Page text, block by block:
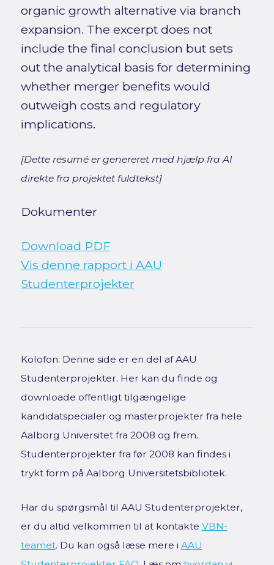
organic growth alternative via branch
expansion. The excerpt does not
include the final conclusion but sets
out the analytical basis for determining
whether merger benefits would
outweigh costs and regulatory
implications.
[Dette resumé er genereret med hjælp fra AI
direkte fra projektet fuldtekst]
Dokumenter
Download PDF
Vis denne rapport i AAU
Studenterprojekter
Kolofon: Denne side er en del af AAU
Studenterprojekter. Her kan du finde og
downloade offentligt tilgængelige
kandidatspecialer og masterprojekter fra hele
Aalborg Universitet fra 2008 og frem.
Studenterprojekter fra før 2008 kan findes i
trykt form på Aalborg Universitetsbibliotek.
Har du spørgsmål til AAU Studenterprojekter,
er du altid velkommen til at kontakte VBN-
teamet. Du kan også læse mere i AAU